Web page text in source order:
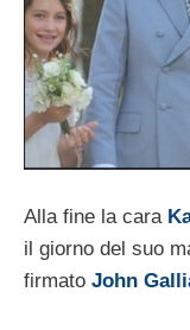
Alla fine la cara
il giorno del suo
firmato John